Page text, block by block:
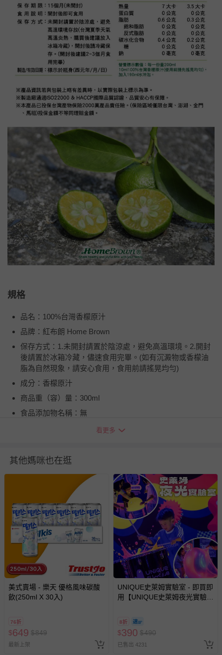
規格
品名：100%台灣香檬原汁
品牌：紅布朗 Home Brown
保存方式：1.未開封請置於陰涼處，避免高溫環境。2.開封
後請置於冰箱冷藏，儘速食用完畢。(如有沉澱物或香檬油
脂為自然現象，請安心食用，食用前請搖晃均勻)
成分：香檬原汁
商品重（容）量：300ml
食品添加物名稱：無
製造廠商或國內負責廠商名稱：紅布朗國際有限公司
製造廠商或國內負責廠商地址：高雄市苓雅區三多四路110
食品業者登錄字號：E-127971197-00000-5
投保產品責任險字號：臺灣產物1687字第07000121號保單
健康食品字號/有機檢驗機構及證書字號：無
商品產地（國）：台灣
牛/豬肉產地（國）：不含豬/牛肉
過敏原：無
使用方式：開封後即可食用。
退換貨須知
您所購買的商品享有7天的鑑賞期／猶豫期權益，但此期間
包含完整包裝、配件、說明文件及贈品等。
如需退換貨，請於收到商品7天（含例假日內提出），如為
看更多
其他媽咪也在逛
美式賣場 - 樂天 優格風味碳酸
飲(250ml X 30入)
76折
$649 $849
最新上架
UNIQUE史萊姆實驗室 - 即買即
用【UNIQUE史萊姆夜光實驗室
8/30 (電子票券，於展期現場憑
訂單編號兌換，逾期作廢) (大
人小孩均一價(3歲以上需購票))
8折
$390 $490
已售出 4231